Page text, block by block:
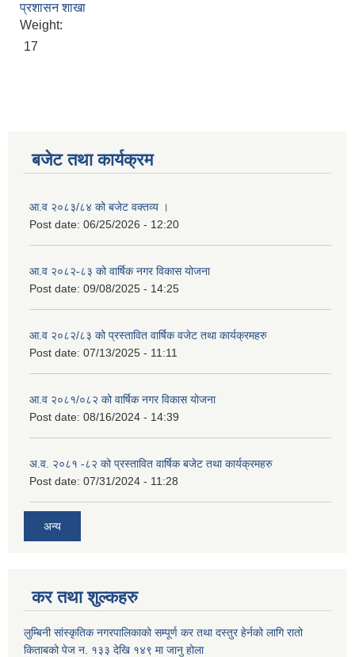
प्रशासन शाखा
Weight:
17
बजेट तथा कार्यक्रम
आ.व २०८३/८४ को बजेट वक्तव्य ।
Post date: 06/25/2026 - 12:20
आ.व २०८२-८३ को वार्षिक नगर विकास योजना
Post date: 09/08/2025 - 14:25
आ.व २०८२/८३ को प्रस्तावित वार्षिक वजेट तथा कार्यक्रमहरु
Post date: 07/13/2025 - 11:11
आ.व २०८१/०८२ को वार्षिक नगर विकास योजना
Post date: 08/16/2024 - 14:39
अ.व. २०८१ -८२ को प्रस्तावित वार्षिक बजेट तथा कार्यक्रमहरु
Post date: 07/31/2024 - 11:28
अन्य
कर तथा शुल्कहरु
लुम्बिनी सांस्कृतिक नगरपालिकाको सम्पूर्ण कर तथा दस्तुर हेर्नको लागि रातो
किताबको पेज न. १३३ देखि १४९ मा जानु होला